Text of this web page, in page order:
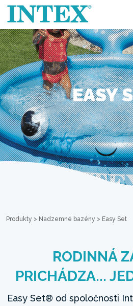
EASY
Produkty > Nadzemné bazény > Easy Set
RODINNÁ
PRICHÁDZA...
Easy Set® od spoločnosti